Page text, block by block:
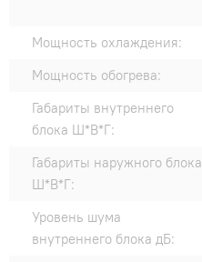
Мощность охлаждения:
Мощность обогрева:
Габариты внутреннего
блока Ш*В*Г:
Габариты наружного блока
Ш*В*Г:
Уровень шума
внутреннего блока дБ: